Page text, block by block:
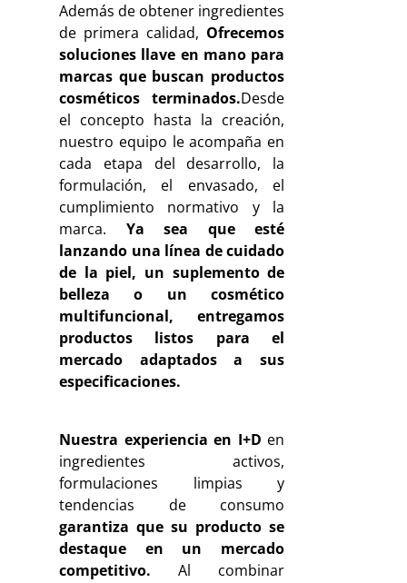
Además de obtener ingredientes
de primera calidad, Ofrecemos
soluciones llave en mano para
marcas que buscan productos
cosméticos terminados.Desde
el concepto hasta la creación,
nuestro equipo le acompaña en
cada etapa del desarrollo, la
formulación, el envasado, el
cumplimiento normativo y la
marca. Ya sea que esté
lanzando una línea de cuidado
de la piel, un suplemento de
belleza o un cosmético
multifuncional, entregamos
productos listos para el
mercado adaptados a sus
especificaciones.
Nuestra experiencia en I+D en
ingredientes activos,
formulaciones limpias y
tendencias de consumo
garantiza que su producto se
destaque en un mercado
competitivo. Al combinar